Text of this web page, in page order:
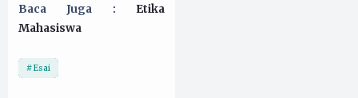
Baca Juga : Etika
Mahasiswa
Esai